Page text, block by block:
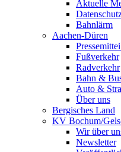
Aktuelle
Bahnlärm
Aachen-Düren
Fußverkehr
Radverkehr
Bahn &
Auto &
Über uns
Bergisches Land
KV Bochum/
Wir über
Newsletter